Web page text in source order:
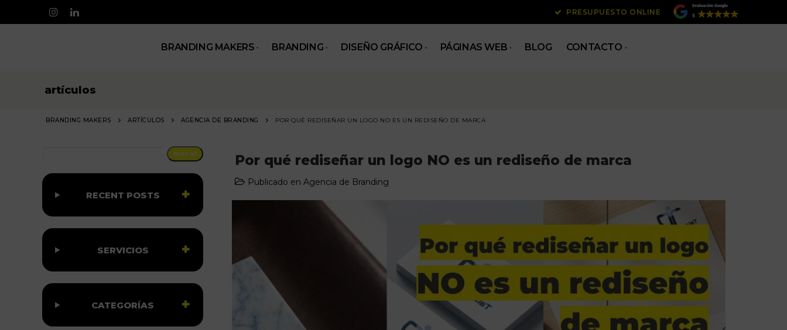
PRESUPUESTO ONLINE
BRANDING MAKERS BRANDING DISEÑO GRÁFICO PÁGINAS WEB BLOG CONTACTO
artículos
BRANDING MAKERS ARTÍCULOS AGENCIA DE BRANDING POR QUÉ REDISEÑAR UN LOGO NO ES UN REDISEÑO DE MARCA
Por qué rediseñar un logo NO es un rediseño de marca
Publicado en Agencia de Branding
BUSCAR
RECENT POSTS
SERVICIOS
CATEGORÍAS